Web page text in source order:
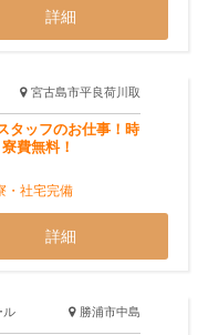
詳細
宮古島市平良荷川取
タッフのお仕事！時
費無料！
・社宅完備
詳細
ル 勝浦市中島